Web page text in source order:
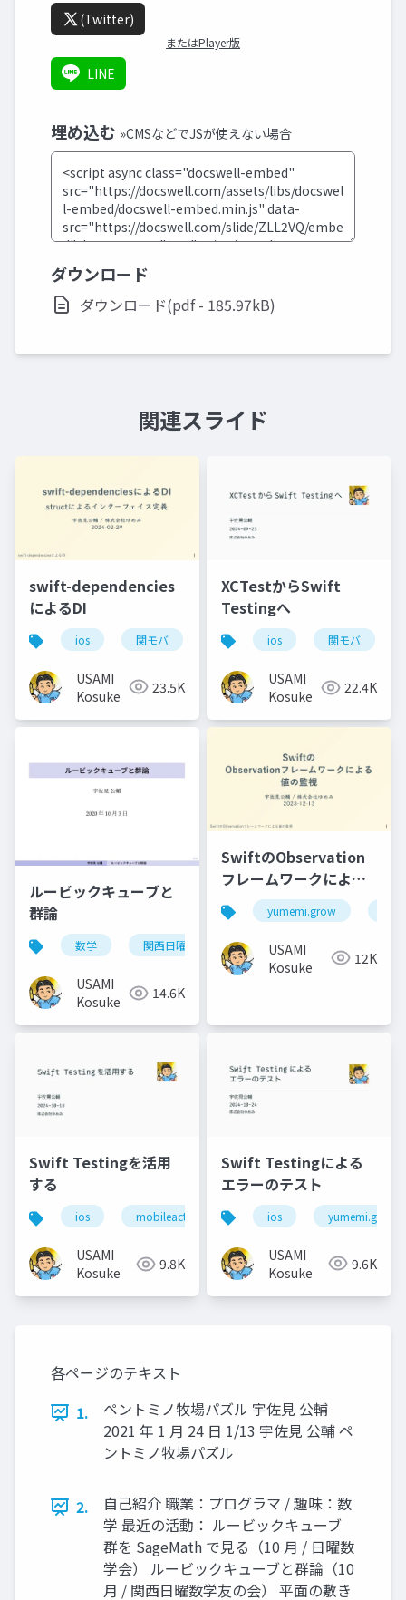
(Twitter)
またはPlayer版
LINE
埋め込む »CMSなどでJSが使えない場合
ダウンロード
ダウンロード(pdf - 185.97kB)
関連スライド
swift-dependencies
によるDI
ios 関モバ
USAMI
Kosuke
23.5K
XCTestからSwift
Testingへ
ios 関モバ
USAMI
Kosuke
22.4K
ルービックキューブと
群論
数学 関西日曜数学友の会
USAMI
Kosuke
14.6K
SwiftのObservation
フレームワークによる
値の監視yumemi.grow
USAMI
Kosuke
12K
Swift Testingを活用
する
ios mobileact
USAMI
Kosuke
9.8K
Swift Testingによる
エラーのテスト
ios yumemi.grow
USAMI
Kosuke
9.6K
各ページのテキスト
1.
ペントミノ牧場パズル 宇佐見 公輔
2021 年 1 月 24 日 1/13 宇佐見 公輔 ペ
ントミノ牧場パズル
2.
自己紹介 職業：プログラマ / 趣味：数
学 最近の活動： ルービックキューブ
群を SageMath で見る（10 月 / 日曜数
学会） ルービックキューブと群論（10
月 / 関西日曜数学友の会） 平面の敷き